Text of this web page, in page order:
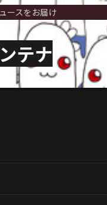
ースをお届け
テナ